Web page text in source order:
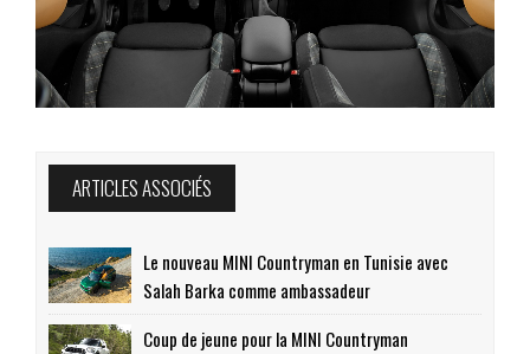
ARTICLES ASSOCIÉS
Le nouveau MINI Countryman en Tunisie avec
Salah Barka comme ambassadeur
Coup de jeune pour la MINI Countryman